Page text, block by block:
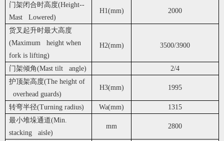
门架闭合时高度(Height--
Mast Lowered)
H1(mm) 2000
货叉起升时最大高度
(Maximum height when
fork is lifting)
H2(mm) 3500/3900
门架倾角(Mast tilt angle)
2/4
护顶架高度(The height of
overhead guards)
H3(mm) 1995
转弯半径(Turning radius) Wa(mm)
1315
最小堆垛通道(Min.
stacking aisle)
mm 2800